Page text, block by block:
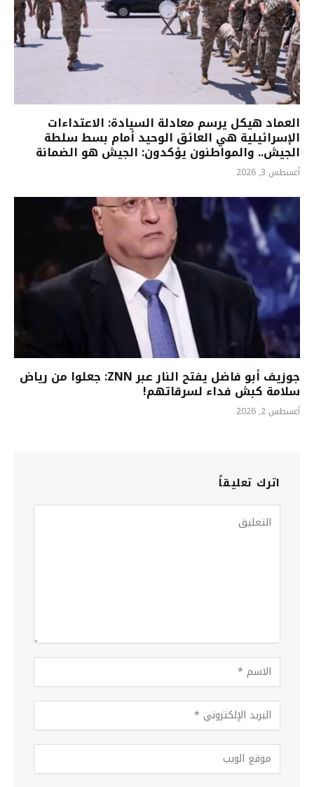
العماد هيكل يرسم معادلة السيادة: الاعتداءات
الإسرائيلية هي العائق الوحيد أمام بسط سلطة
الجيش.. والمواطنون يؤكدون: الجيش هو الضمانة
أغسطس 3, 2026
جوزيف أبو فاضل يفتح النار عبر ZNN: جعلوا من رياض
سلامة كبش فداء لسرقاتهم!
أغسطس 2, 2026
اترك تعليقاً